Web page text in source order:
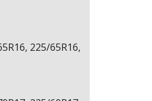
225/65R16,